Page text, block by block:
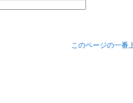
このページの一番